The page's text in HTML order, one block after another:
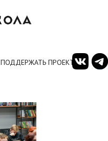
ПОДДЕРЖАТЬ ПРОЕКТ